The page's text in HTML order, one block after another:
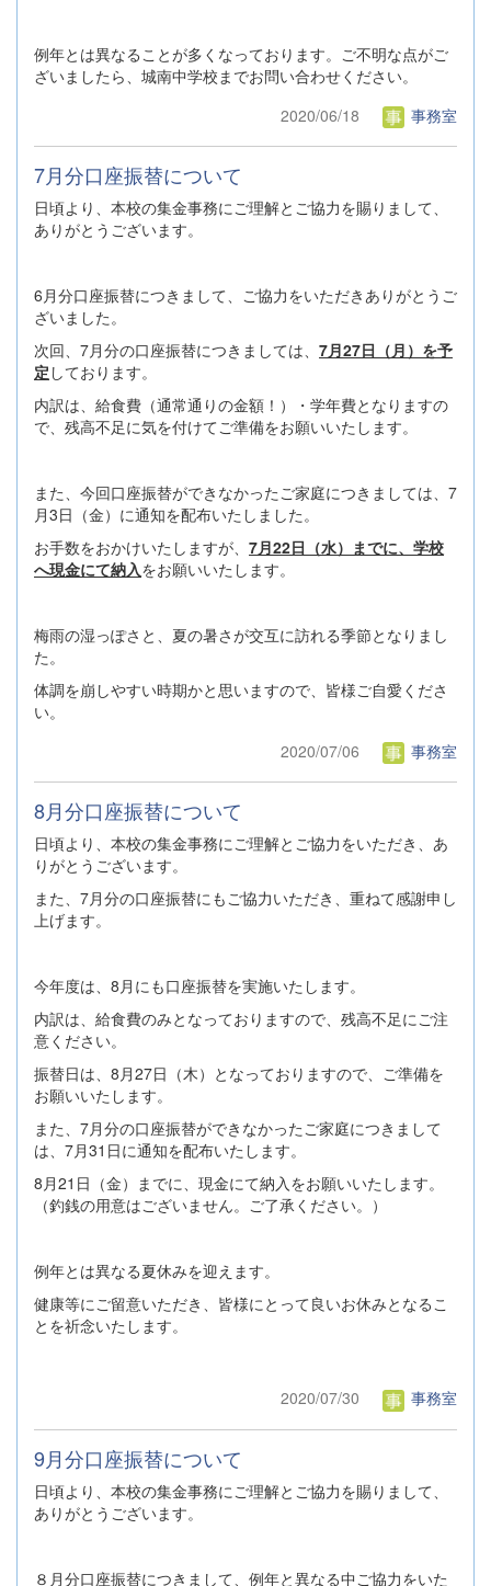
例年とは異なることが多くなっております。ご不明な点がご
ざいましたら、城南中学校までお問い合わせください。
2020/06/18
事務室
7月分口座振替について
日頃より、本校の集金事務にご理解とご協力を賜りまして、
ありがとうございます。
6月分口座振替につきまして、ご協力をいただきありがとうご
ざいました。
次回、7月分の口座振替につきましては、 7月27日（月）を予
定 しております。
内訳は、給食費（通常通りの金額！）・学年費となりますの
で、残高不足に気を付けてご準備をお願いいたします。
また、今回口座振替ができなかったご家庭につきましては、7
月3日（金）に通知を配布いたしました。
お手数をおかけいたしますが、 7月22日（水）までに、学校
へ現金にて納入をお願いいたします。
梅雨の湿っぽさと、夏の暑さが交互に訪れる季節となりまし
た。
体調を崩しやすい時期かと思いますので、皆様ご自愛くださ
い。
2020/07/06
事務室
8月分口座振替について
日頃より、本校の集金事務にご理解とご協力をいただき、あ
りがとうございます。
また、7月分の口座振替にもご協力いただき、重ねて感謝申し
上げます。
今年度は、8月にも口座振替を実施いたします。
内訳は、給食費のみとなっておりますので、残高不足にご注
意ください。
振替日は、8月27日（木）となっておりますので、ご準備を
お願いいたします。
また、7月分の口座振替ができなかったご家庭につきまして
は、7月31日に通知を配布いたします。
8月21日（金）までに、現金にて納入をお願いいたします。
（釣銭の用意はございません。ご了承ください。）
例年とは異なる夏休みを迎えます。
健康等にご留意いただき、皆様にとって良いお休みとなるこ
とを祈念いたします。
2020/07/30 事務室
9月分口座振替について
日頃より、本校の集金事務にご理解とご協力を賜りまして、
ありがとうございます。
８月分口座振替につきまして、例年と異なる中ご協力をいた